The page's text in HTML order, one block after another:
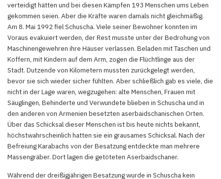
verteidigt hätten und bei diesen Kämpfen 193 Menschen ums Leben
gekommen seien. Aber die Kräfte waren damals nicht gleichmäßig.
Am 8. Mai 1992 fiel Schuscha. Viele seiner Bewohner konnten im
Voraus evakuiert werden, der Rest musste unter der Bedrohung von
Maschinengewehren ihre Häuser verlassen. Beladen mit Taschen und
Koffern, mit Kindern auf dem Arm, zogen die Flüchtlinge aus der
Stadt. Dutzende von Kilometern mussten zurückgelegt werden,
bevor sie sich wieder sicher fühlten. Aber schließlich gab es viele, die
nicht in der Lage waren, wegzugehen: alte Menschen, Frauen mit
Säuglingen, Behinderte und Verwundete blieben in Schuscha und in
den anderen von Armenien besetzten aserbaidschanischen Orten.
Über das Schicksal dieser Menschen ist bis heute nichts bekannt,
höchstwahrscheinlich hatten sie ein grausames Schicksal. Nach der
Befreiung Karabachs von der Besatzung entdeckte man mehrere
Massengräber. Dort lagen die getöteten Aserbaidschaner.
Während der dreißigjährigen Besatzung wurde in Schuscha kein